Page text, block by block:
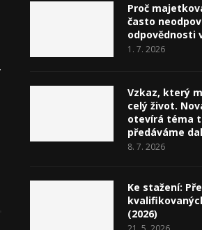
Proč
často
odpovědnosti
1. 7. 2026
Vzkaz, který
celý život.
otevírá téma
předáváme
8. 7. 2026
Ke stažení:
(2026)